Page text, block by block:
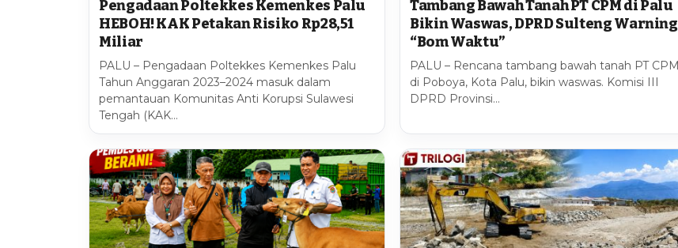
Pengadaan Poltekkes Kemenkes Palu
HEBOH! KAK Petakan Risiko Rp28,51
Miliar
PALU – Pengadaan Poltekkes Kemenkes Palu
Tahun Anggaran 2023–2024 masuk dalam
pemantauan Komunitas Anti Korupsi Sulawesi
Tengah (KAK…
Tambang Bawah Tanah PT CPM di Palu
Bikin Waswas, DPRD Sulteng Warning
“Bom Waktu”
PALU – Rencana tambang bawah tanah PT CPM
di Poboya, Kota Palu, bikin waswas. Komisi III
DPRD Provinsi…